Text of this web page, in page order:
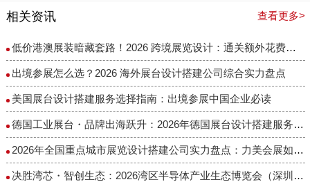
相关资讯 查看更多>
低价港澳展装暗藏套路！2026 跨境展览设计：通关额外花费避雷指南
出境参展怎么选？2026 海外展台设计搭建公司综合实力盘点
美国展台设计搭建服务选择指南：出境参展中国企业必读
德国工业展台・品牌出海跃升：2026年德国展台设计搭建服务商选择指南
​2026年全国重点城市展览设计搭建公司实力盘点：力美会展如何做到性价比与专业度兼得？
决胜湾芯・智创生态：2026湾区半导体产业生态博览会（深圳湾芯展）展台设计搭建实力服务商精选